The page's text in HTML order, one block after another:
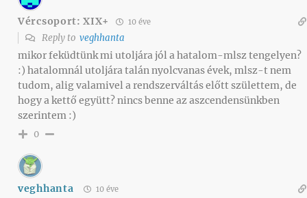
Vércsoport: XIX+ 10 éve
Reply to veghhanta
mikor feküdtünk mi utoljára jól a hatalom-mlsz tengelyen?
:) hatalomnál utoljára talán nyolcvanas évek, mlsz-t nem
tudom, alig valamivel a rendszerváltás előtt születtem, de
hogy a kettő együtt? nincs benne az aszcendensünkben
szerintem :)
0
veghhanta 10 éve